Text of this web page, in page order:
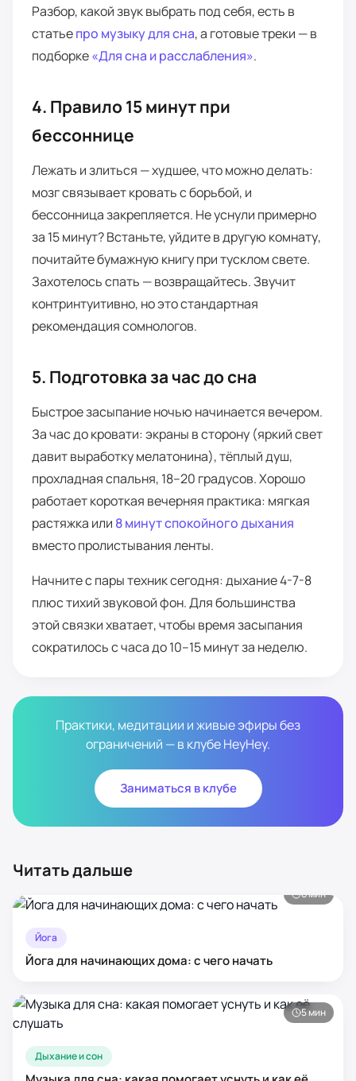
Разбор, какой звук выбрать под себя, есть в
статьепро музыку для сна, а готовые треки — в
подборке«Для сна и расслабления».
4. Правило 15 минут при
бессоннице
Лежать и злиться — худшее, что можно делать:
мозг связывает кровать с борьбой, и
бессонница закрепляется. Не уснули примерно
за 15 минут? Встаньте, уйдите в другую комнату,
почитайте бумажную книгу при тусклом свете.
Захотелось спать — возвращайтесь. Звучит
контринтуитивно, но это стандартная
рекомендация сомнологов.
5. Подготовка за час до сна
Быстрое засыпание ночью начинается вечером.
За час до кровати: экраны в сторону (яркий свет
давит выработку мелатонина), тёплый душ,
прохладная спальня, 18–20 градусов. Хорошо
работает короткая вечерняя практика: мягкая
растяжка или 8 минут спокойного дыхания
вместо пролистывания ленты.
Начните с пары техник сегодня: дыхание 4-7-8
плюс тихий звуковой фон. Для большинства
этой связки хватает, чтобы время засыпания
сократилось с часа до 10–15 минут за неделю.
Практики, медитации и живые эфиры без
ограничений — в клубе HeyHey.
Заниматься в клубе
Читать дальше
6мин
Йога
Йога для начинающих дома: с чего начать
5мин
Дыхание и сон